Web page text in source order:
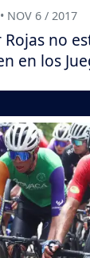
NOV 6 / 2017
Rojas no
en los